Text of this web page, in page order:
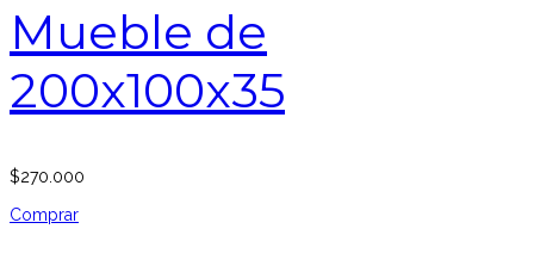
Mueble de
200x100x35
$270.000
Comprar